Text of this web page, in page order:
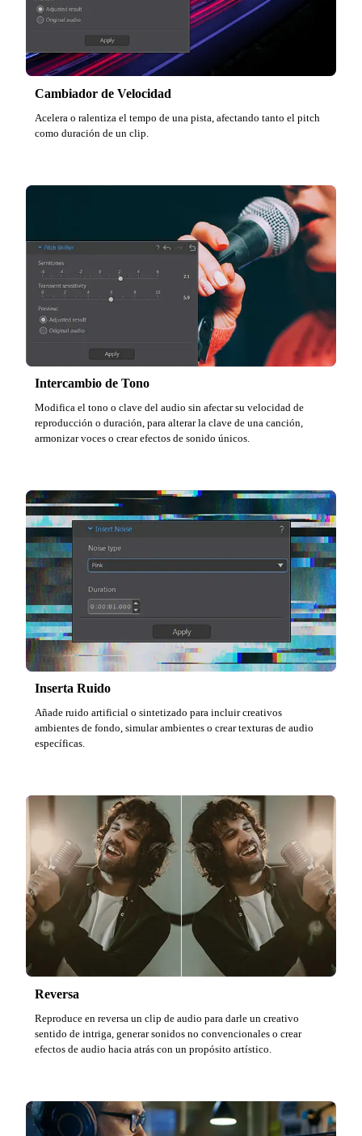
Cambiador de Velocidad
Acelera o ralentiza el tempo de una pista, afectando tanto el pitch
como duración de un clip.
Intercambio de Tono
Modifica el tono o clave del audio sin afectar su velocidad de
reproducción o duración, para alterar la clave de una canción,
armonizar voces o crear efectos de sonido únicos.
Inserta Ruido
Añade ruido artificial o sintetizado para incluir creativos
ambientes de fondo, simular ambientes o crear texturas de audio
específicas.
Reversa
Reproduce en reversa un clip de audio para darle un creativo
sentido de intriga, generar sonidos no convencionales o crear
efectos de audio hacia atrás con un propósito artístico.